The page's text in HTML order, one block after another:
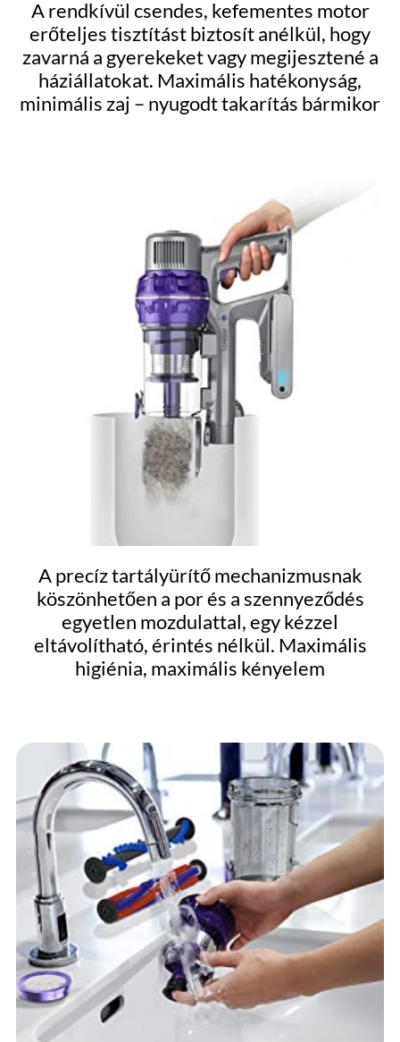
A rendkívül csendes, kefementes motor
erőteljes tisztítást biztosít anélkül, hogy
zavarná a gyerekeket vagy megijesztené a
háziállatokat. Maximális hatékonyság,
minimális zaj – nyugodt takarítás bármikor
A precíz tartályürítő mechanizmusnak
köszönhetően a por és a szennyeződés
egyetlen mozdulattal, egy kézzel
eltávolítható, érintés nélkül. Maximális
higiénia, maximális kényelem